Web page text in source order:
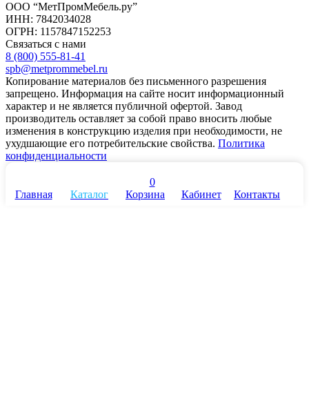
ООО “МетПромМебель.ру”
ИНН: 7842034028
ОГРН: 1157847152253
Связаться с нами
8 (800) 555-81-41
spb@metprommebel.ru
Копирование материалов без письменного разрешения
запрещено. Информация на сайте носит информационный
характер и не является публичной офертой. Завод
производитель оставляет за собой право вносить любые
изменения в конструкцию изделия при необходимости, не
ухудшающие его потребительские свойства. Политика
конфиденциальности
Главная Каталог
0
Корзина
Кабинет Контакты